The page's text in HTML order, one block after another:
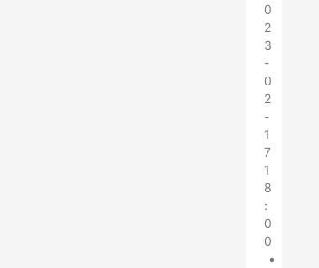
0
2
3
-
0
2
-
1
7
1
8
:
0
0
•